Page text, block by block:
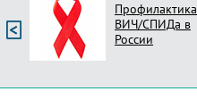
Профилактика
ВИЧ/СПИДа в
России